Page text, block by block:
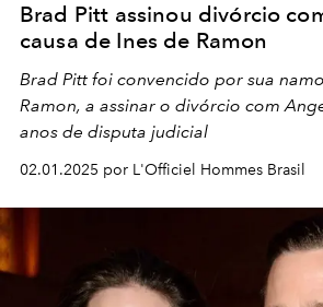
Brad Pitt assinou divórcio
causa de Ines de Ramon
Brad Pitt foi convencido por sua
Ramon, a assinar o divórcio com
anos de disputa judicial
02.01.2025 por L'Officiel Hommes Brasil